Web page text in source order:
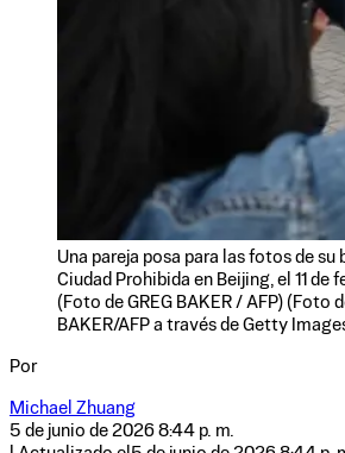
Una pareja posa para las fotos de su
Ciudad Prohibida en Beijing, el 11 de
(Foto de GREG BAKER / AFP) (Foto
BAKER/AFP a través de Getty
Por
Michael Zhuang
5 de junio de 2026 8:44 p. m.